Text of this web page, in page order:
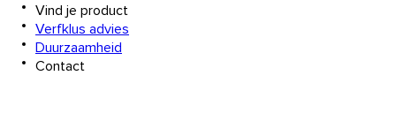
Vind je product
Verfklus advies
Duurzaamheid
Contact